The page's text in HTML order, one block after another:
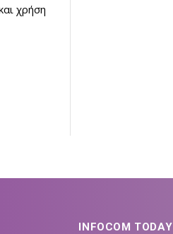
χρήση
INFOCOM TODAY